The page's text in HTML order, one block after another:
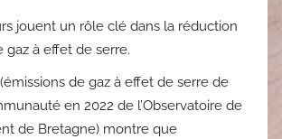
jouent un rôle clé dans la réduction
gaz à effet de serre.
de gaz à effet de serre de
en 2022 de l’Observatoire de
de Bretagne) montre que